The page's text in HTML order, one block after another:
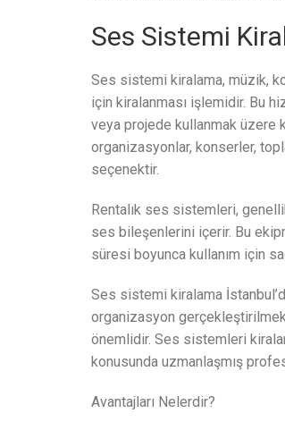
Ses Sistemi
Ses sistemi kiralama, müzik,
için kiralanması işlemidir. Bu
veya projede kullanmak üzere
organizasyonlar, konserler,
seçenektir.
Rentalık ses sistemleri,
ses bileşenlerini içerir. Bu
süresi boyunca kullanım için
Ses sistemi kiralama
organizasyon
önemlidir. Ses sistemleri
konusunda uzmanlaşmış
Avantajları Nelerdir?